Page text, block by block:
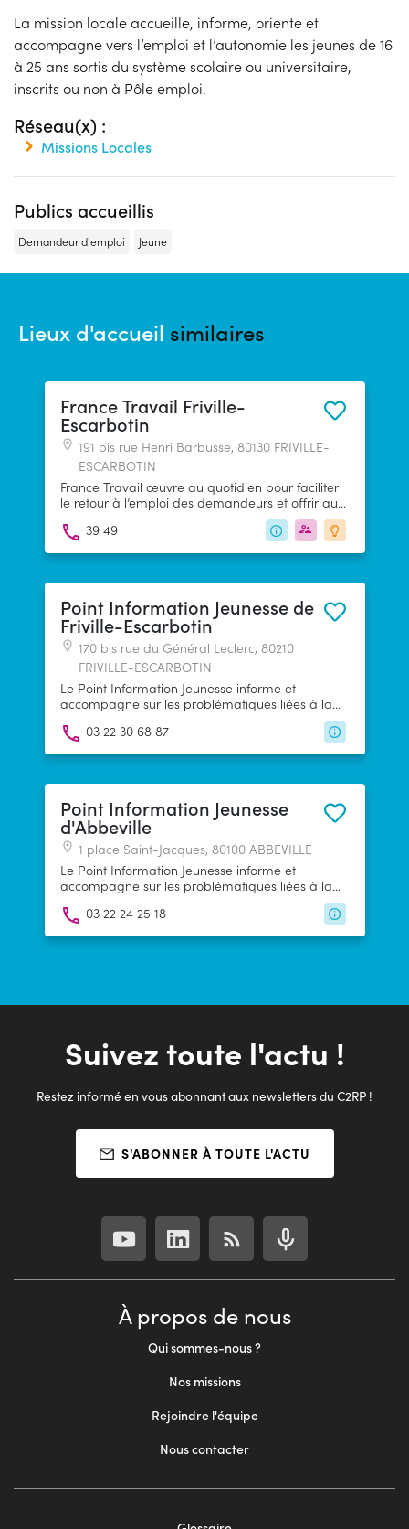
La mission locale accueille, informe, oriente et
accompagne vers l’emploi et l’autonomie les jeunes de 16
à 25 ans sortis du système scolaire ou universitaire,
inscrits ou non à Pôle emploi.
Réseau(x) :
Missions Locales
Publics accueillis
Demandeur d'emploi Jeune
Lieux d'accueil similaires
France Travail Friville-
Escarbotin
191 bis rue Henri Barbusse, 80130 FRIVILLE-
ESCARBOTIN
France Travail œuvre au quotidien pour faciliter
le retour à l’emploi des demandeurs et offrir aux
entreprises des réponses adaptées à leurs
besoins de recrutement.
39 49
Point Information Jeunesse de
Friville-Escarbotin
170 bis rue du Général Leclerc, 80210
FRIVILLE-ESCARBOTIN
Le Point Information Jeunesse informe et
accompagne sur les problématiques liées à la
jeunesse : orientation, emploi, logement, mobilité,
engagement...
03 22 30 68 87
Point Information Jeunesse
d'Abbeville
1 place Saint-Jacques, 80100 ABBEVILLE
Le Point Information Jeunesse informe et
accompagne sur les problématiques liées à la
jeunesse : orientation, emploi, logement, mobilité,
engagement...
03 22 24 25 18
Suivez toute l'actu !
Restez informé en vous abonnant aux newsletters du C2RP !
S'ABONNER À TOUTE L'ACTU
À propos de nous
Qui sommes-nous ?
Nos missions
Rejoindre l'équipe
Nous contacter